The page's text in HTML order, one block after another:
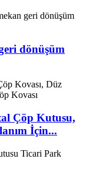
dönüşüm
Çöp Kutusu,
İçin...